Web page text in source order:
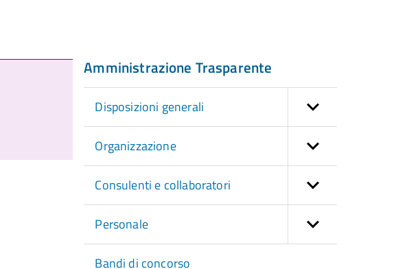
Amministrazione Trasparente
Disposizioni generali
Organizzazione
Consulenti e collaboratori
Personale
Bandi di concorso